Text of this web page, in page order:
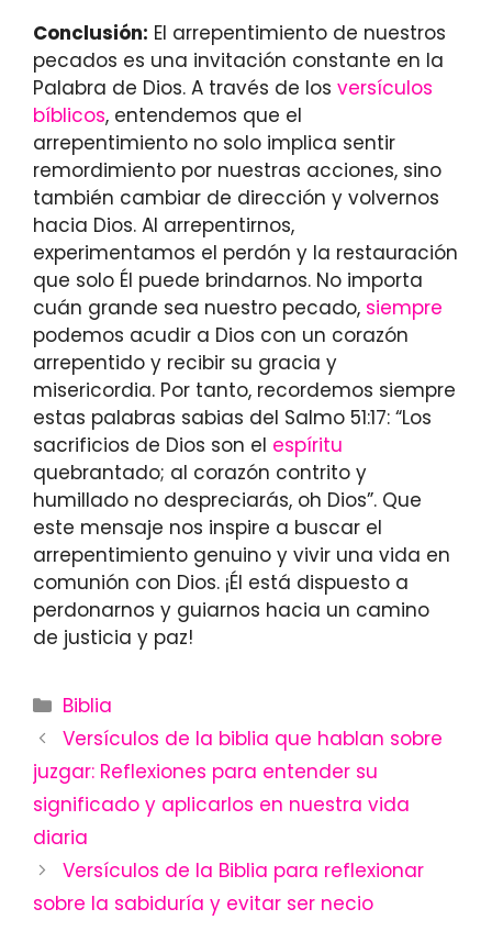
Conclusión: El arrepentimiento de nuestros
pecados es una invitación constante en la
Palabra de Dios. A través de los versículos
bíblicos, entendemos que el
arrepentimiento no solo implica sentir
remordimiento por nuestras acciones, sino
también cambiar de dirección y volvernos
hacia Dios. Al arrepentirnos,
experimentamos el perdón y la restauración
que solo Él puede brindarnos. No importa
cuán grande sea nuestro pecado, siempre
podemos acudir a Dios con un corazón
arrepentido y recibir su gracia y
misericordia. Por tanto, recordemos siempre
estas palabras sabias del Salmo 51:17: “Los
sacrificios de Dios son el espíritu
quebrantado; al corazón contrito y
humillado no despreciarás, oh Dios”. Que
este mensaje nos inspire a buscar el
arrepentimiento genuino y vivir una vida en
comunión con Dios. ¡Él está dispuesto a
perdonarnos y guiarnos hacia un camino
de justicia y paz!
Categories
Biblia
Versículos de la biblia que hablan sobre
juzgar: Reflexiones para entender su
significado y aplicarlos en nuestra vida
diaria
Versículos de la Biblia para reflexionar
sobre la sabiduría y evitar ser necio